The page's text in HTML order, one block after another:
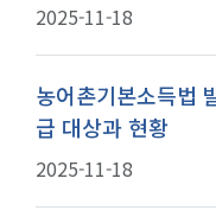
2025-11-18
농어촌기본소득법
급 대상과 현황
2025-11-18